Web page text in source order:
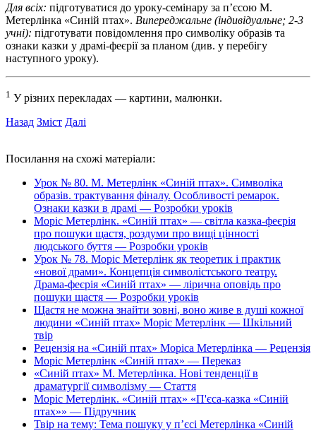
Для всіх: підготуватися до уроку-семінару за п’єсою М.
Метерлінка «Синій птах». Випереджальне (індивідуальне; 2-3
учні): підготувати повідомлення про символіку образів та
ознаки казки у драмі-феєрії за планом (див. у перебігу
наступного уроку).
1 У різних перекладах — картини, малюнки.
Назад Зміст Далі
Посилання на схожі матеріали:
Урок № 80. М. Метерлінк «Синій птах». Символіка
образів. трактування фіналу. Особливості ремарок.
Ознаки казки в драмі — Розробки уроків
Моріс Метерлінк. «Синій птах» — світла казка-феєрія
про пошуки щастя, роздуми про вищі цінності
людського буття — Розробки уроків
Урок № 78. Моріс Метерлінк як теоретик і практик
«нової драми». Концепція символістського театру.
Драма-феєрія «Синій птах» — лірична оповідь про
пошуки щастя — Розробки уроків
Щастя не можна знайти зовні, воно живе в душі кожної
людини «Синій птах» Моріс Метерлінк — Шкільний
твір
Рецензія на «Синій птах» Моріса Метерлінка — Рецензія
Моріс Метерлінк «Синій птах» — Переказ
«Синій птах» М. Метерлінка. Нові тенденції в
драматургії символізму — Стаття
Моріс Метерлінк. «Синій птах» «П'єса-казка «Синій
птах»» — Підручник
Твір на тему: Тема пошуку у п’єсі Метерлінка «Синій